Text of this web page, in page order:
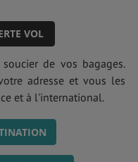
VOL
de vos bagages.
adresse et vous les
et à l'international.